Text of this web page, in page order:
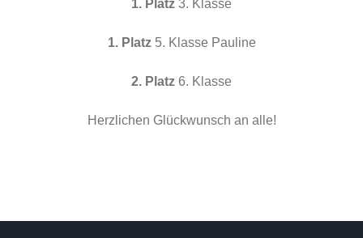
1. Platz 3. Klasse
1. Platz5. Klasse Pauline
2. Platz 6. Klasse
Herzlichen Glückwunsch an alle!